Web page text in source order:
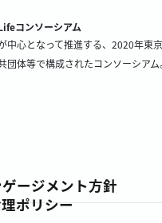
ージメント方針
ポリシー
コンソーシアム
中心となって推進する、2020年東
団体等で構成されたコンソーシア